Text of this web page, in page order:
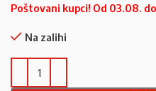
Poštovani kupci! Od 03.08.
Na zalihi